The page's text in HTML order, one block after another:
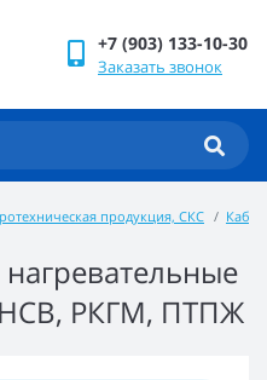
+7 (903) 133-10-30
Заказать звонок
продукция, СКС
РКГМ, ПТПЖ